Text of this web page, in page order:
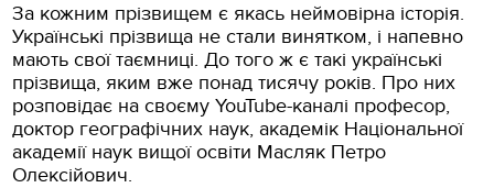
За кожним прізвищем є якась неймовірна історія.
Українські прізвища не стали винятком, і напевно
мають свої таємниці. До того ж є такі українські
прізвища, яким вже понад тисячу років. Про них
розповідає на своєму YouTube-каналі професор,
доктор географічних наук, академік Національної
академії наук вищої освіти Масляк Петро
Олексійович.